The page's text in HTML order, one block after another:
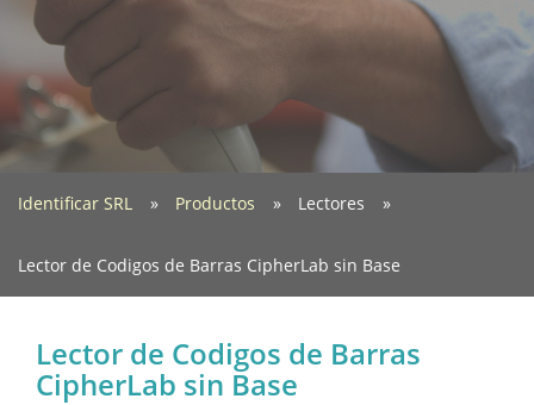
Identificar SRL Productos Lectores
Lector de Codigos de Barras CipherLab sin Base
Lector de Codigos de Barras
CipherLab sin Base